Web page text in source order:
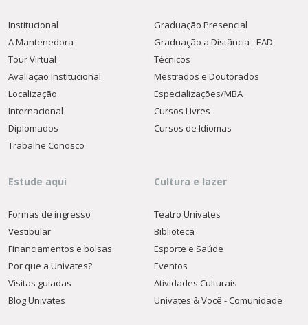
Institucional
A Mantenedora
Tour Virtual
Avaliação Institucional
Localização
Internacional
Diplomados
Trabalhe Conosco
Graduação Presencial
Graduação a Distância - EAD
Técnicos
Mestrados e Doutorados
Especializações/MBA
Cursos Livres
Cursos de Idiomas
Estude aqui
Formas de ingresso
Vestibular
Financiamentos e bolsas
Por que a Univates?
Visitas guiadas
Blog Univates
Cultura e lazer
Teatro Univates
Biblioteca
Esporte e Saúde
Eventos
Atividades Culturais
Univates & Você - Comunidade